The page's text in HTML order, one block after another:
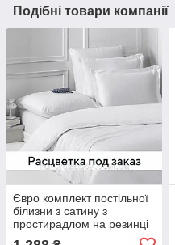
Подібні товари компанії
Євро комплект постільної
білизни з сатину з
простирадлом на резинці